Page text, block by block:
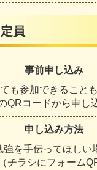
員
事前申し込み
も参加できること
QRコードから申し
申し込み方法
強を手伝ってほしい
チラシにフォーム